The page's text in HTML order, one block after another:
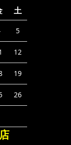
土
5
12
19
26